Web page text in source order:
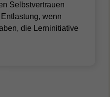
Selbstvertrauen
wenn
die Lerninitiative